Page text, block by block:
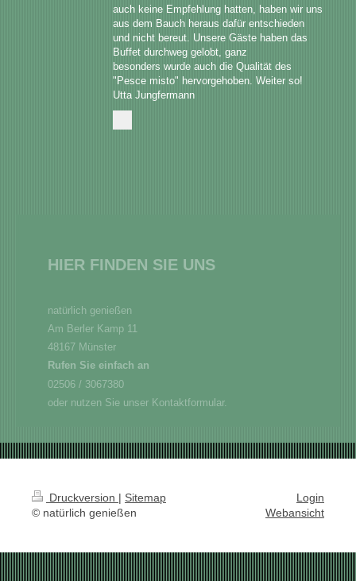
auch keine Empfehlung hatten, haben wir uns
aus dem Bauch heraus dafür entschieden
und nicht bereut. Unsere Gäste haben das
Buffet durchweg gelobt, ganz
besonders wurde auch die Qualität des
"Pesce misto" hervorgehoben. Weiter so!
Utta Jungfermann
HIER FINDEN SIE UNS
natürlich genießen
Am Berler Kamp 11
48167 Münster
Rufen Sie einfach an
02506 / 3067380
oder nutzen Sie unser Kontaktformular.
Druckversion | Sitemap
© natürlich genießen
Login
Webansicht